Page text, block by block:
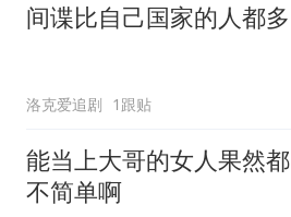
间谍比自己国家的人都多
洛克爱追剧 1跟贴
能当上大哥的女人果然都
不简单啊